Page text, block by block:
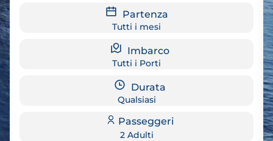
Partenza
Tutti i mesi
Imbarco
Tutti i Porti
Durata
Qualsiasi
Passeggeri
2 Adulti